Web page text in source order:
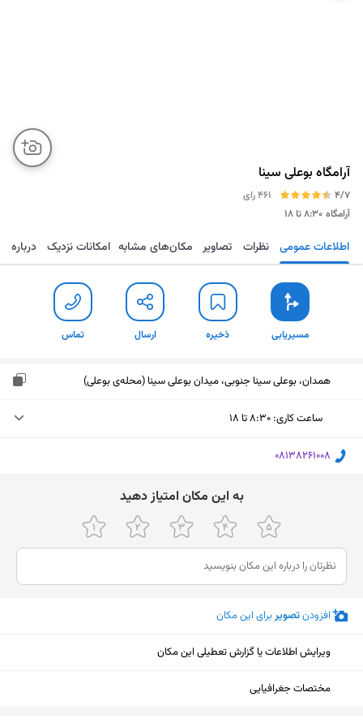
آرامگاه بوعلی سینا
4/7
461 رای
آرامگاه ۸:۳۰ تا ۱۸
مسیریابی ذخیره ارسال تماس اطلاعات عمومی نظرات تصاویر مکان‌های مشابه امکانات نزدیک درباره
مسیریابی ذخیره ارسال تماس
همدان، بوعلی سینا جنوبی، میدان بوعلی سینا (محله‌ی بوعلی)
ساعت کاری: ۸:۳۰ تا ۱۸
چهارشنبه (امروز)
شنبه
۸:۳۰ تا ۱۸
یکشنبه
۸:۳۰ تا ۱۸
دوشنبه
سه‌شنبه
‎08138261008
ﺑﻪ اﯾﻦ ﻣﮑﺎن اﻣﺘﯿﺎز دﻫﯿﺪ
افزودنتصویربرای این مکان
ویرایش اطلاعات یا گزارش تعطیلی این مکان
مختصات جغرافیایی